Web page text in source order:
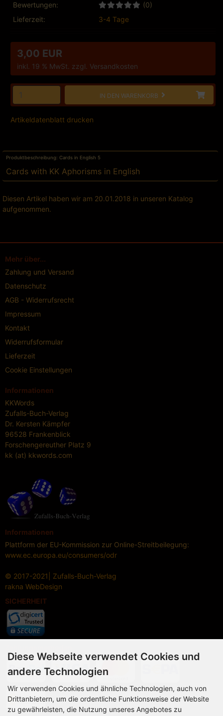
Bewertungen:
(0)
Lieferzeit:
3-4 Tage
3,00 EUR
inkl. 19 % MwSt. zzgl. Versandkosten
IN DEN WARENKORB
Artikeldatenblatt drucken
Produktbeschreibung: Cards in English 5
Cards with KK Aphorisms in English
Diesen Artikel haben wir am 20.01.2018 in unseren Katalog
aufgenommen.
Mehr über...
Zahlung und Versand
Datenschutz
AGB - Widerrufsrecht
Impressum
Kontakt
Widerrufsformular
Lieferzeit
Cookie Einstellungen
Informationen
KKWords
Zufalls-Buch-Verlag
Dr. Kersten Kämpfer
96528 Frankenblick
Forschengereuther Platz 9
kk (at) kkwords.com
Informationen
Plattform der EU-Kommission zur Online-Streitbeilegung:
www.ec.europa.eu/consumers/odr
© 2017-2021| Zufalls-Buch-Verlag
rakna WebDesign
SICHERHEIT
Diese Webseite verwendet Cookies und
andere Technologien
Wir verwenden Cookies und ähnliche Technologien, auch von
Drittanbietern, um die ordentliche Funktionsweise der Website
zu gewährleisten, die Nutzung unseres Angebotes zu